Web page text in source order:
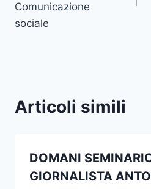
Comunicazione
sociale
Articoli simili
DOMANI
GIORNALISTA